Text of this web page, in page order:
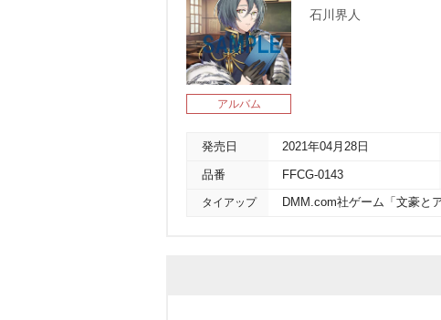
アルバム
石川界人
発売日 2021年04月28日
品番 FFCG-0143
タイアップ DMM.com社ゲーム「文豪と